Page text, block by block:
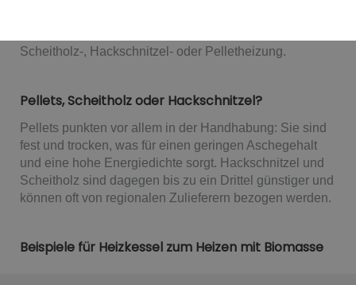
Scheitholz-, Hackschnitzel- oder Pelletheizung.
Pellets, Scheitholz oder Hackschnitzel?
Pellets punkten vor allem in der Handhabung: Sie sind
fest und trocken, was für einen geringen Aschegehalt
und eine hohe Energiedichte sorgt. Hackschnitzel und
Scheitholz sind dagegen bis zu ein Drittel günstiger und
können oft von regionalen Zulieferern bezogen werden.
Beispiele für Heizkessel zum Heizen mit Biomasse